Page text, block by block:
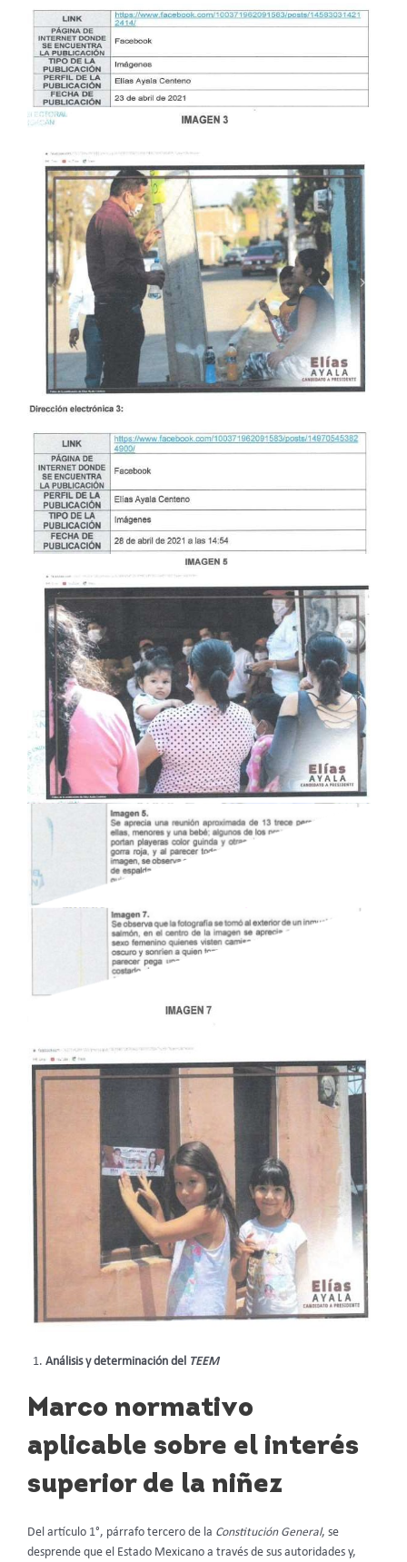
Análisis y determinación del TEEM
Marco normativo
aplicable sobre el interés
superior de la niñez
Del artículo 1°, párrafo tercero de la Constitución General, se
desprende que el Estado Mexicano a través de sus autoridades y,